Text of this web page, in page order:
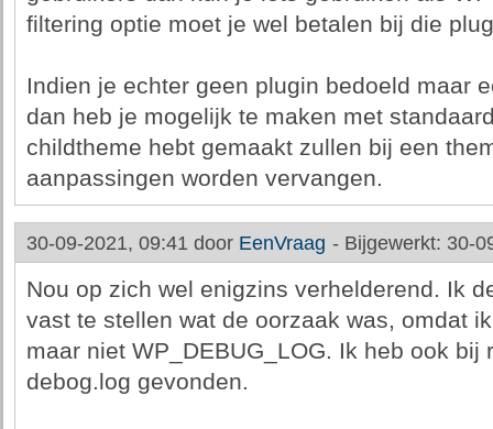
filtering optie moet je wel betalen bij die
Indien je echter geen plugin bedoeld maar
dan heb je mogelijk te maken met
childtheme hebt gemaakt zullen bij een
aanpassingen worden vervangen.
30-09-2021, 09:41 door EenVraag - Bijgewerkt: 30-
Nou op zich wel enigzins verhelderend. Ik
vast te stellen wat de oorzaak was, omdat
maar niet WP_DEBUG_LOG. Ik heb ook
debog.log gevonden.